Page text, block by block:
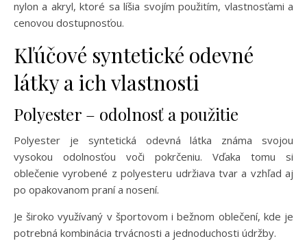
nylon a akryl, ktoré sa líšia svojím použitím, vlastnosťami a
cenovou dostupnosťou.
Kľúčové syntetické odevné
látky a ich vlastnosti
Polyester – odolnosť a použitie
Polyester je syntetická odevná látka známa svojou
vysokou odolnosťou voči pokrčeniu. Vďaka tomu si
oblečenie vyrobené z polyesteru udržiava tvar a vzhľad aj
po opakovanom praní a nosení.
Je široko využívaný v športovom i bežnom oblečení, kde je
potrebná kombinácia trvácnosti a jednoduchosti údržby.